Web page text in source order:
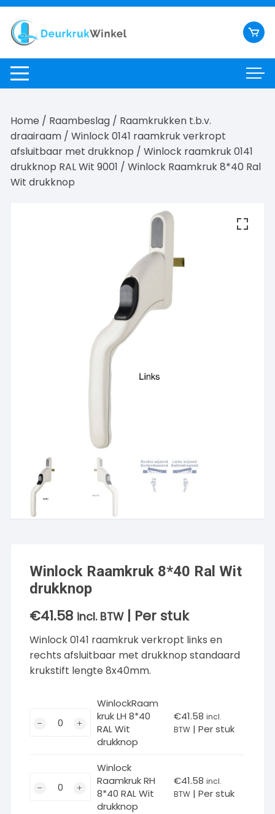
Ga
naar
inhoud
Home / Raambeslag / Raamkrukken t.b.v.
draairaam /Winlock 0141 raamkruk verkropt
afsluitbaar met drukknop /Winlock raamkruk 0141
drukknop RAL Wit 9001 / Winlock Raamkruk 8*40 Ral
Wit drukknop
Winlock Raamkruk 8*40 Ral Wit
drukknop
€41.58 incl. BTW | Per stuk
Winlock 0141 raamkruk verkropt links en
rechts afsluitbaar met drukknop standaard
krukstift lengte 8x40mm.
WinlockRaamkruk
drukknop
WinlockRaam
kruk LH 8*40
RAL Wit
drukknop
€41.58 incl.
BTW | Per stuk
Raamkruk
Winlock
Raamkruk RH
8*40 RAL Wit
drukknop
€41.58 incl.
BTW | Per stuk